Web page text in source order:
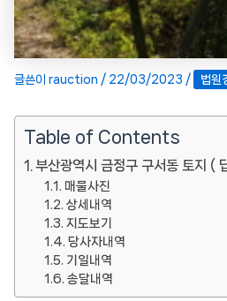
글쓴이 rauction / 22/03/2023 / 법원
Table of Contents
부산광역시 금정구 구서동 토지 (
매물사진
상세내역
지도보기
당사자내역
기일내역
송달내역